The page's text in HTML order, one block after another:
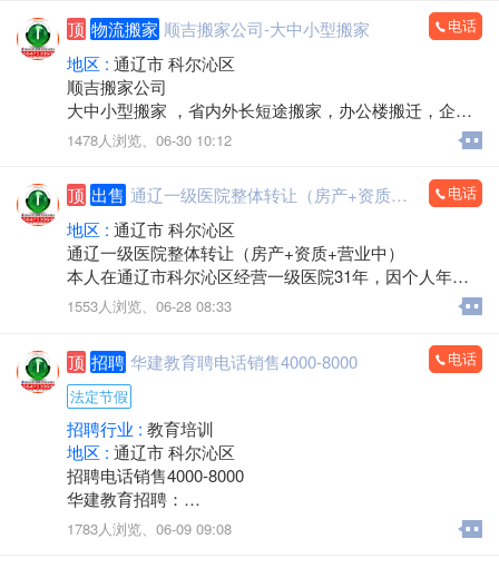
上门服务
欢迎来电：15560888853（微信同步）
顶 物流搬家 顺吉搬家公司-大中小型搬家 电话
地区 : 通辽市 科尔沁区
顺吉搬家公司
大中小型搬家 ，省内外长短途搬家，办公楼搬迁，企事
业单位搬迁，搬厂，门店搬家，超市商场搬家，出租拉
货 大型设备起重 ，吊装，吊运，专业抬钢琴，鱼缸搬
运，专业拆装家具，空调安装移机，上下楼搬运。
承接各种零活，装卸各种货物，通辽市，各区，各省 各
县，乡镇，出租拉货，运输各种货物，配有厢式货车，
微型小汽车 三轮电动车， 居民生活等一系列服务。
价格不高，包您满意，专业的团队，职业的工人师傅竭
诚为您和家人服务！您的满意是顺吉搬家毕生的追求！
全心全意为家庭服务的专业团队，24小时为您服务！
联系电话：15771572345微信同步，可开发票
1478人浏览、 06-30 10:12
顶 出售 通辽一级医院整体转让（房产+资质+营业中） 电话
地区 : 通辽市 科尔沁区
通辽一级医院整体转让（房产+资质+营业中）
本人在通辽市科尔沁区经营一级医院31年，因个人年龄
原因，不再担任法人，现将医院房产及经营权整体出
医院位置优越，位于新建大街批发城南门对面，临街位
置，客源稳定。
建筑面积：1-2楼700余平方米，地下室300余平方米，布
局合理。
医院资质齐全，各类证件有效，目前正常营业，现金流
充裕，持续盈利，口碑良好，老客户稳定。
转让包含：房产+一级医院资质+现有运营业务，接手即
可正常经营，可协助办理法人变更及相关手续。
诚意转让，价格面议，中介、非诚勿扰。
1553人浏览、 06-28 08:33
顶 招聘 华建教育聘电话销售4000-8000
电话
法定节假
招聘行业 : 教育培训
地区 : 通辽市 科尔沁区
招聘电话销售4000-8000
华建教育招聘：
负责线上、线下课程的销售和服务
主营项目：
1783人浏览、 06-09 09:08